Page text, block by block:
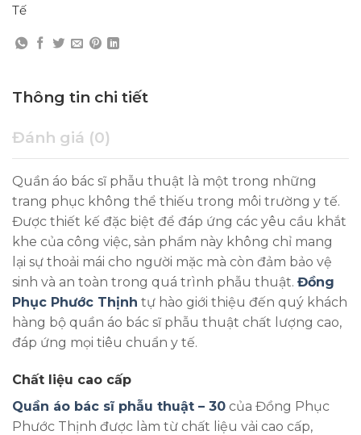
Tế
Thông tin chi tiết
Đánh giá (0)
Quần áo bác sĩ phẫu thuật là một trong những
trang phục không thể thiếu trong môi trường y tế.
Được thiết kế đặc biệt để đáp ứng các yêu cầu khắt
khe của công việc, sản phẩm này không chỉ mang
lại sự thoải mái cho người mặc mà còn đảm bảo vệ
sinh và an toàn trong quá trình phẫu thuật. Đồng
Phục Phước Thịnh tự hào giới thiệu đến quý khách
hàng bộ quần áo bác sĩ phẫu thuật chất lượng cao,
đáp ứng mọi tiêu chuẩn y tế.
Chất liệu cao cấp
Quần áo bác sĩ phẫu thuật – 30 của Đồng Phục
Phước Thịnh được làm từ chất liệu vải cao cấp,